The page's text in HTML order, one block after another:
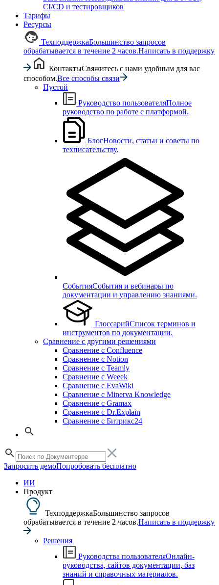
CI/CD и тестировщиков
Тарифы
Ресурсы
ТехподдержкаБольшинство запросов
обрабатывается в течение 2 часов.Написать в поддержку
КонтактыСвяжитесь с нами удобным для вас
способом.Все способы связи
Пустой
Руководство пользователяПолное
руководство по работе с платформой.
БлогНовости, статьи и советы по
техписательству.
СобытияСобытия и вебинары по
документации и управлению знаниями.
ГлоссарийСписок терминов и
инструментов по документации.
Сравнение с другими решениями
Сравнение с Confluence
Сравнение с Notion
Сравнение с Teamly
Сравнение с Weeek
Сравнение с EvaWiki
Сравнение с Minerva Knowledge
Сравнение с Gramax
Сравнение с Dr.Explain
Сравнение с Битрикс24
Запросить демоПопробовать бесплатно
ИИ
Продукт
ТехподдержкаБольшинство запросов
обрабатывается в течение 2 часов.Написать в поддержку
Решения
Руководства пользователяОнлайн-
руководства, сайтов документации, баз
знаний и справочных материалов.